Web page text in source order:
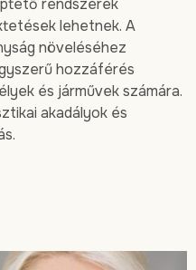
lehetnek. A
növeléséhez
hozzáférés
és járművek számára.
akadályok és